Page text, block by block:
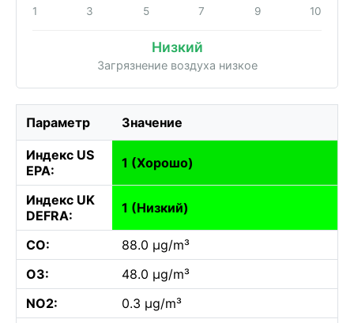
1 3 5 7 9 10
Низкий
Загрязнение воздуха низкое
Параметр Значение
Индекс US
EPA:
1 (Хорошо)
Индекс UK
DEFRA:
1 (Низкий)
CO:
88.0 µg/m³
O3:
48.0 µg/m³
NO2:
0.3 µg/m³